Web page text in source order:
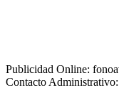
Publicidad Online:
Contacto